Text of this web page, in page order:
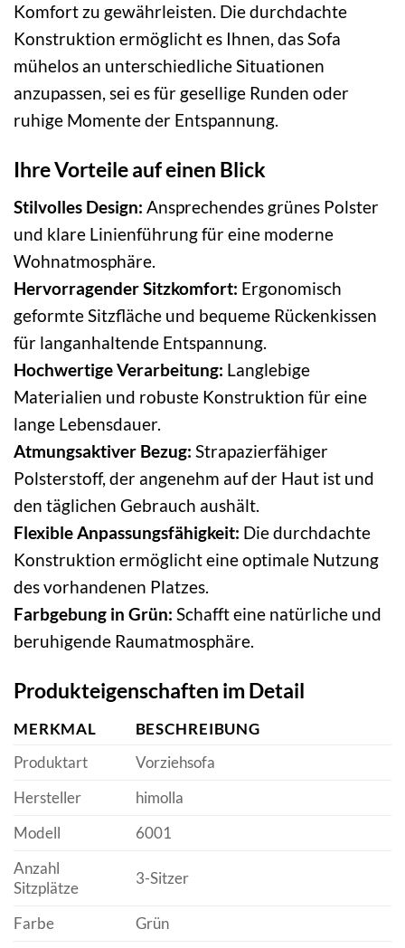
Komfort zu gewährleisten. Die durchdachte
Konstruktion ermöglicht es Ihnen, das Sofa
mühelos an unterschiedliche Situationen
anzupassen, sei es für gesellige Runden oder
ruhige Momente der Entspannung.
Ihre Vorteile auf einen Blick
Stilvolles Design: Ansprechendes grünes Polster
und klare Linienführung für eine moderne
Wohnatmosphäre.
Hervorragender Sitzkomfort: Ergonomisch
geformte Sitzfläche und bequeme Rückenkissen
für langanhaltende Entspannung.
Hochwertige Verarbeitung: Langlebige
Materialien und robuste Konstruktion für eine
lange Lebensdauer.
Atmungsaktiver Bezug: Strapazierfähiger
Polsterstoff, der angenehm auf der Haut ist und
den täglichen Gebrauch aushält.
Flexible Anpassungsfähigkeit: Die durchdachte
Konstruktion ermöglicht eine optimale Nutzung
des vorhandenen Platzes.
Farbgebung in Grün: Schafft eine natürliche und
beruhigende Raumatmosphäre.
Produkteigenschaften im Detail
MERKMAL
BESCHREIBUNG
Produktart
Vorziehsofa
Hersteller
himolla
Modell
6001
Anzahl
Sitzplätze
3-Sitzer
Farbe
Grün